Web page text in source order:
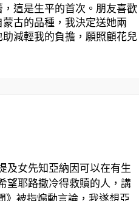
，這是生平的首次。朋友喜歡
蒙古的品種，我決定送她兩
助減輕我的負擔，願照顧花兒
及女先知亞納因可以在有生
望耶路撒冷得救贖的人，講
》被指煽動言論，我遂想亞